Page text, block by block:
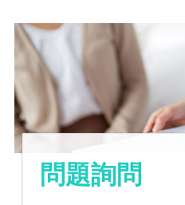
問題詢問